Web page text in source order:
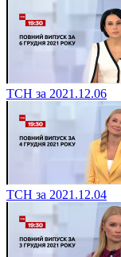
ТСН за 2021.12.06
ТСН за 2021.12.04